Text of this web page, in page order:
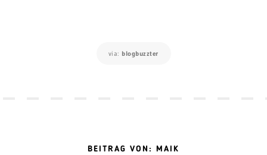
via: blogbuzzter
BEITRAG VON: MAIK